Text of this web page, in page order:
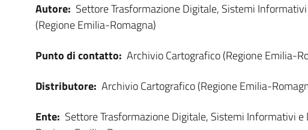
Autore: Settore Trasformazione Digitale, Sistemi
(Regione Emilia-Romagna)
Punto di contatto: Archivio Cartografico (Regione Emilia-
Distributore: Archivio Cartografico (Regione Emilia-
Ente: Settore Trasformazione Digitale, Sistemi Informativi e